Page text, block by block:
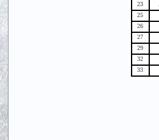
23
25
26
27
29
32
33